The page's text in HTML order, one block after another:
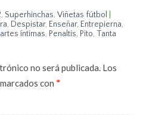
, Superhinchas,Viñetas fútbol
, Despistar, Enseñar, Entrepierna,
íntimas, Penaltis, Pito, Tanta
no será publicada. Los
con*